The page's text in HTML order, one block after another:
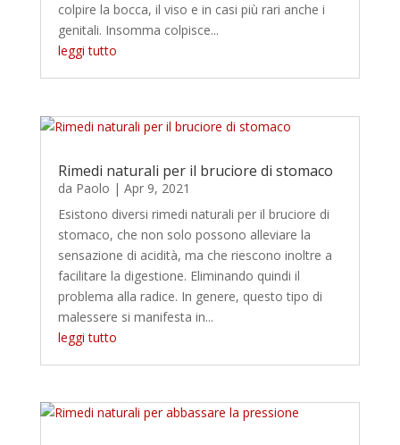
colpire la bocca, il viso e in casi più rari anche i
genitali. Insomma colpisce...
leggi tutto
Rimedi naturali per il bruciore di stomaco
da Paolo | Apr 9, 2021
Esistono diversi rimedi naturali per il bruciore di
stomaco, che non solo possono alleviare la
sensazione di acidità, ma che riescono inoltre a
facilitare la digestione. Eliminando quindi il
problema alla radice. In genere, questo tipo di
malessere si manifesta in...
leggi tutto